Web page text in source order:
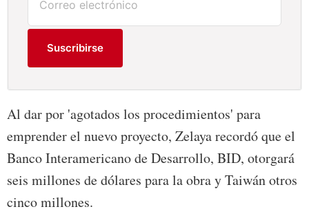
Suscribirse
Al dar por 'agotados los procedimientos' para
emprender el nuevo proyecto, Zelaya recordó que el
Banco Interamericano de Desarrollo, BID, otorgará
seis millones de dólares para la obra y Taiwán otros
cinco millones.